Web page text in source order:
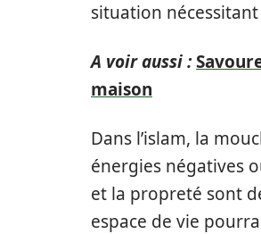
situation
A voir aussi :
maison
Dans l’islam, la
énergies négatives
et la propreté sont
espace de vie